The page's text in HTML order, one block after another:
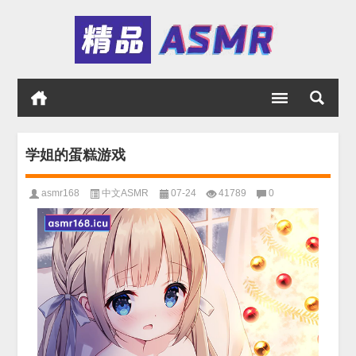
学姐的蛋糕游戏
asmr168 中文ASMR 07-24 41789 0